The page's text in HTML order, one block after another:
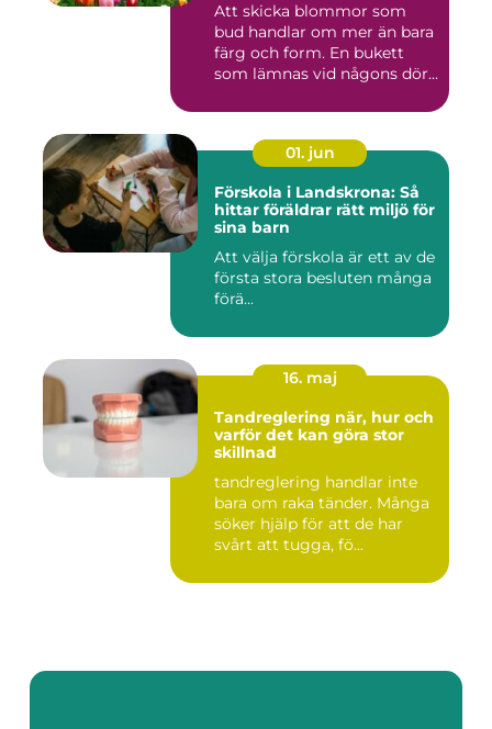
Att skicka blommor som
bud handlar om mer än bara
färg och form. En bukett
som lämnas vid någons dör...
01. jun
Förskola i Landskrona: Så
hittar föräldrar rätt miljö för
sina barn
Att välja förskola är ett av de
första stora besluten många
förä...
16. maj
Tandreglering när, hur och
varför det kan göra stor
skillnad
tandreglering handlar inte
bara om raka tänder. Många
söker hjälp för att de har
svårt att tugga, fö...